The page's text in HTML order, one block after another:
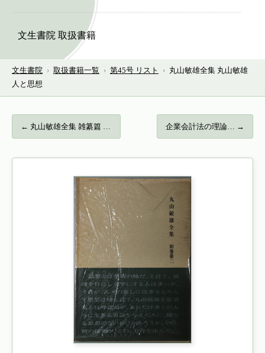
文生書院 取扱書籍
文生書院 › 取扱書籍一覧 › 第45号 リスト › 丸山敏雄全集 丸山敏雄
人と思想
← 丸山敏雄全集 雑纂篇 上・下… 企業会計法の理論… →